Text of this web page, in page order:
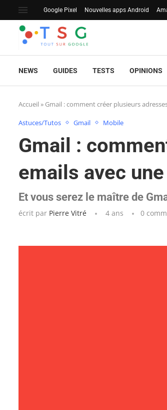
Google Pixel Nouvelles apps Android
NEWS GUIDES TESTS OPINIONS
Accueil » Gmail : comment créer plusieurs
Astuces/Tutos Gmail Mobile
Gmail :
emails avec
Et vous serez le maître de
écrit par Pierre Vitré 4 ans 0